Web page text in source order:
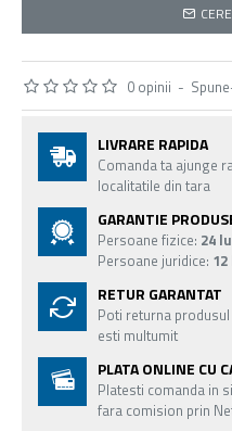
0 opinii -
LIVRARE RAPIDA
Comanda ta ajunge
localitatile din tara
GARANTIE
Persoane fizice: 24
Persoane juridice:
RETUR GARANTAT
Poti returna
esti multumit
PLATA ONLINE CU
Platesti comanda in
fara comision prin